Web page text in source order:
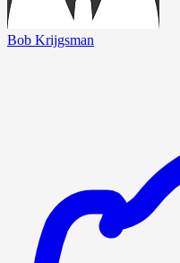
Bob Krijgsman